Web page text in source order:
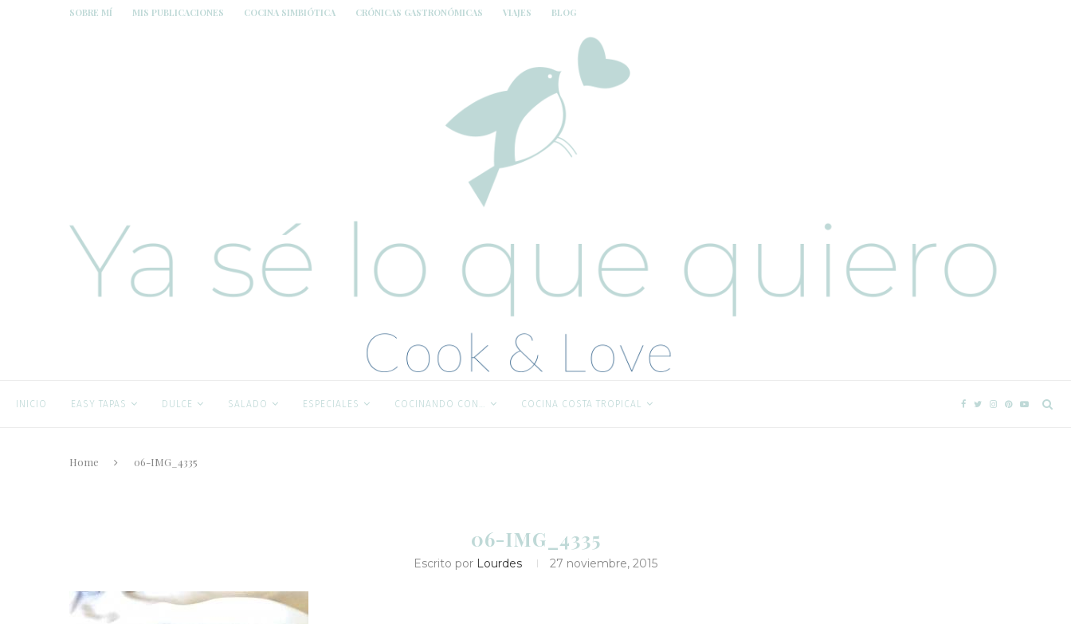
SOBRE MÍ MIS PUBLICACIONES COCINA SIMBIÓTICA CRÓNICAS GASTRONÓMICAS VIAJES BLOG
INICIO EASY TAPAS DULCE SALADO ESPECIALES COCINANDO CON… COCINA COSTA TROPICAL
Home 06-IMG_4335
06-IMG_4335
Escrito por Lourdes 27 noviembre, 2015